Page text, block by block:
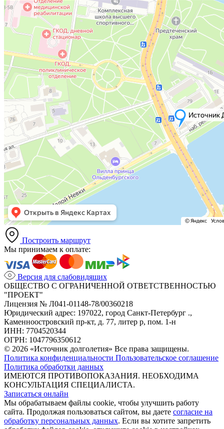
Построить маршрут
Мы принимаем к оплате:
Версия для слабовидящих
ОБЩЕСТВО С ОГРАНИЧЕННОЙ ОТВЕТСТВЕННОСТЬЮ
"ПРОЕКТ"
Лицензия № Л041-01148-78/00360218
Юридический адрес: 197022, город Санкт-Петербург .,
Каменноостровский пр-кт, д. 77, литер р, пом. 1-н
ИНН: 7704520344
ОГРН: 1047796350612
© 2026 «Источник долголетия» Все права защищены.
Политика конфиденциальности Пользовательское соглашение
Политика обработки данных
ИМЕЮТСЯ ПРОТИВОПОКАЗАНИЯ. НЕОБХОДИМА
КОНСУЛЬТАЦИЯ СПЕЦИАЛИСТА.
Записаться онлайн
Мы обрабатываем файлы cookie, чтобы улучшить работу
сайта. Продолжая пользоваться сайтом, вы даете согласие на
обработку персональных данных. Если вы хотите запретить